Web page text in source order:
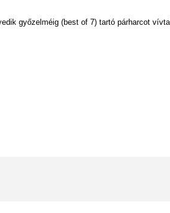
győzelméig (best of 7) tartó párharcot